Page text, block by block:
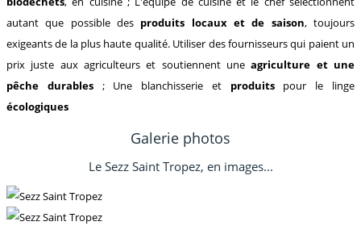
autant que possible des produits locaux et de saison, toujours
exigeants de la plus haute qualité. Utiliser des fournisseurs qui paient un
prix juste aux agriculteurs et soutiennent une agriculture et une
pêche durables; Une blanchisserie etproduitspour le linge
écologiques
Galerie photos
Le Sezz Saint Tropez, en images...